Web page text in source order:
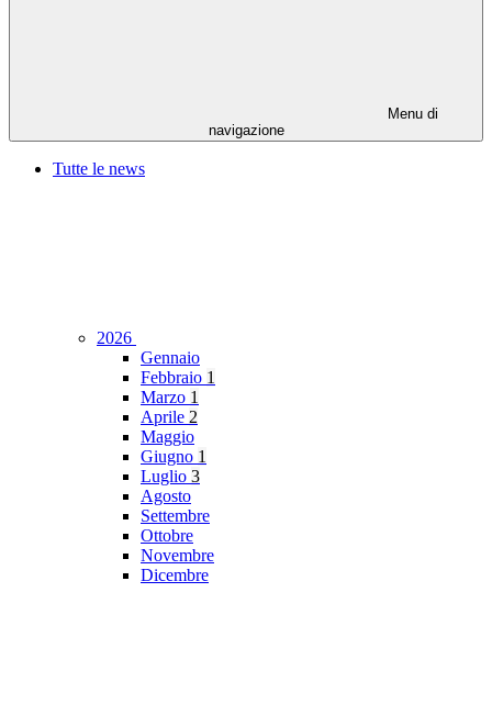
Menu di
navigazione
Tutte le news
2026
Gennaio
Febbraio 1
Marzo 1
Aprile 2
Maggio
Giugno 1
Luglio 3
Agosto
Settembre
Ottobre
Novembre
Dicembre